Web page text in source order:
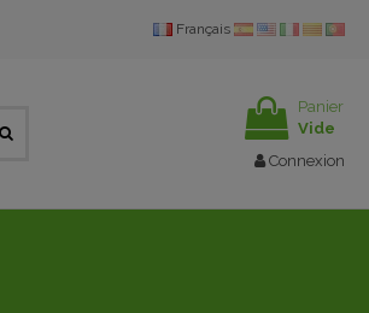
Français
Panier
Vide
Connexion